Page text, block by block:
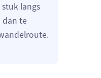
langs
dan te